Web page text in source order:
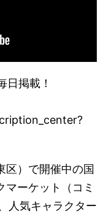
掲載！
）で開催中の国
ーケット（コミ
人気キャラクター